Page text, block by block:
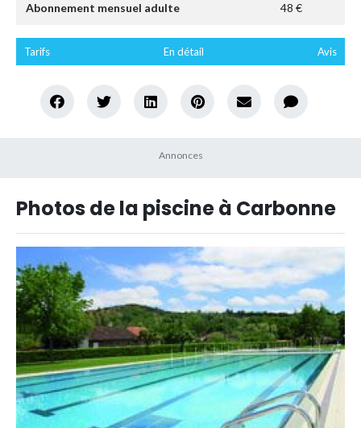
Abonnement mensuel adulte 48 €
Tarifs En détail Avis
Photos de la piscine à Carbonne